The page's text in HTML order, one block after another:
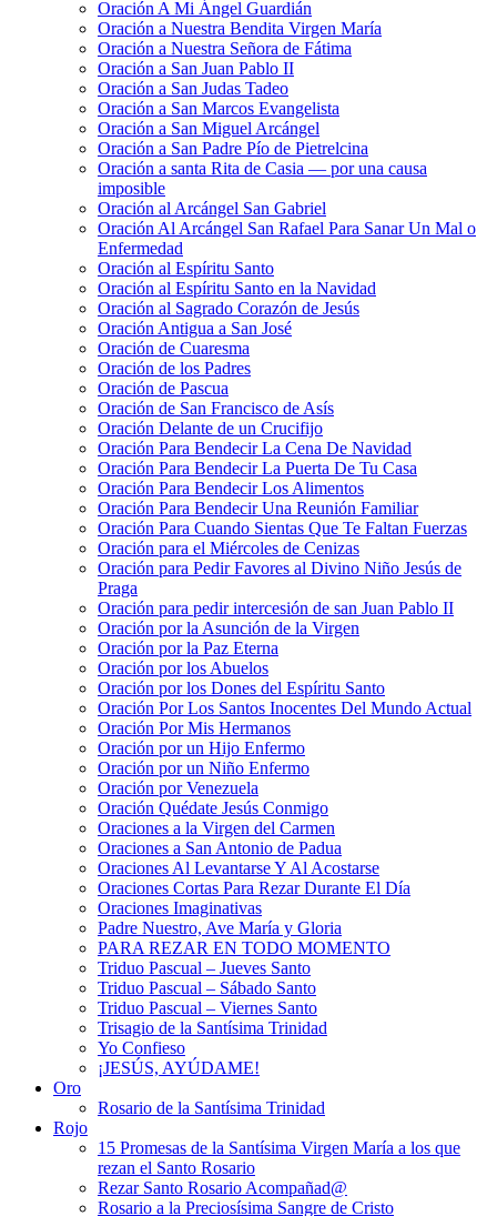
Oración A Mi Ángel Guardián
Oración a Nuestra Bendita Virgen María
Oración a Nuestra Señora de Fátima
Oración a San Juan Pablo II
Oración a San Judas Tadeo
Oración a San Marcos Evangelista
Oración a San Miguel Arcángel
Oración a San Padre Pío de Pietrelcina
Oración a santa Rita de Casia — por una causa
imposible
Oración al Arcángel San Gabriel
Oración Al Arcángel San Rafael Para Sanar Un Mal o
Enfermedad
Oración al Espíritu Santo
Oración al Espíritu Santo en la Navidad
Oración al Sagrado Corazón de Jesús
Oración Antigua a San José
Oración de Cuaresma
Oración de los Padres
Oración de Pascua
Oración de San Francisco de Asís
Oración Delante de un Crucifijo
Oración Para Bendecir La Cena De Navidad
Oración Para Bendecir La Puerta De Tu Casa
Oración Para Bendecir Los Alimentos
Oración Para Bendecir Una Reunión Familiar
Oración Para Cuando Sientas Que Te Faltan Fuerzas
Oración para el Miércoles de Cenizas
Oración para Pedir Favores al Divino Niño Jesús de
Praga
Oración para pedir intercesión de san Juan Pablo II
Oración por la Asunción de la Virgen
Oración por la Paz Eterna
Oración por los Abuelos
Oración por los Dones del Espíritu Santo
Oración Por Los Santos Inocentes Del Mundo Actual
Oración Por Mis Hermanos
Oración por un Hijo Enfermo
Oración por un Niño Enfermo
Oración por Venezuela
Oración Quédate Jesús Conmigo
Oraciones a la Virgen del Carmen
Oraciones a San Antonio de Padua
Oraciones Al Levantarse Y Al Acostarse
Oraciones Cortas Para Rezar Durante El Día
Oraciones Imaginativas
Padre Nuestro, Ave María y Gloria
PARA REZAR EN TODO MOMENTO
Triduo Pascual – Jueves Santo
Triduo Pascual – Sábado Santo
Triduo Pascual – Viernes Santo
Trisagio de la Santísima Trinidad
Yo Confieso
¡JESÚS, AYÚDAME!
Oro
Rosario de la Santísima Trinidad
Rojo
15 Promesas de la Santísima Virgen María a los que
rezan el Santo Rosario
Rezar Santo Rosario Acompañad@
Rosario a la Preciosísima Sangre de Cristo